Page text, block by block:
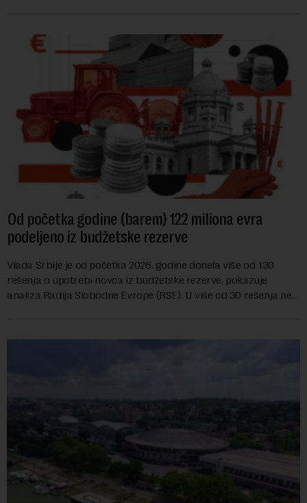
Od početka godine (barem) 122 miliona evra
podeljeno iz budžetske rezerve
Vlada Srbije je od početka 2026. godine donela više od 130
rešenja o upotrebi novca iz budžetske rezerve, pokazuje
analiza Radija Slobodne Evrope (RSE). U više od 30 rešenja ne